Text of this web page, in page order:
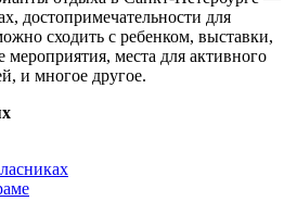
достопримечательности для
сходить с ребенком, выставки,
места для активного
и многое другое.